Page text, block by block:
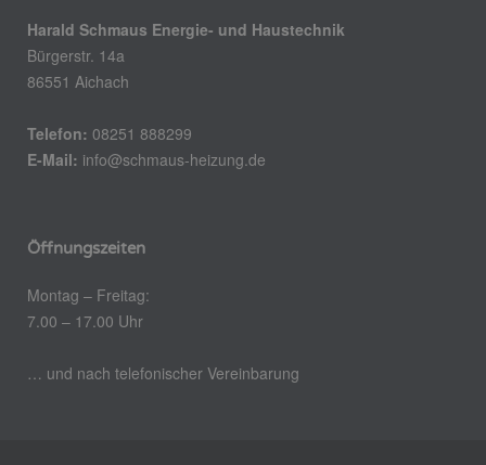
Harald Schmaus Energie- und Haustechnik
Bürgerstr. 14a
86551 Aichach
Telefon: 08251 888299
E-Mail: info@schmaus-heizung.de
Öffnungszeiten
Montag – Freitag:
7.00 – 17.00 Uhr
… und nach telefonischer Vereinbarung